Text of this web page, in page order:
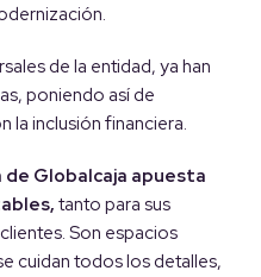
de la entidad, ya han
poniendo así de
la inclusión financiera.
Globalcaja apuesta
tanto para sus
Son espacios
cuidan todos los detalles,